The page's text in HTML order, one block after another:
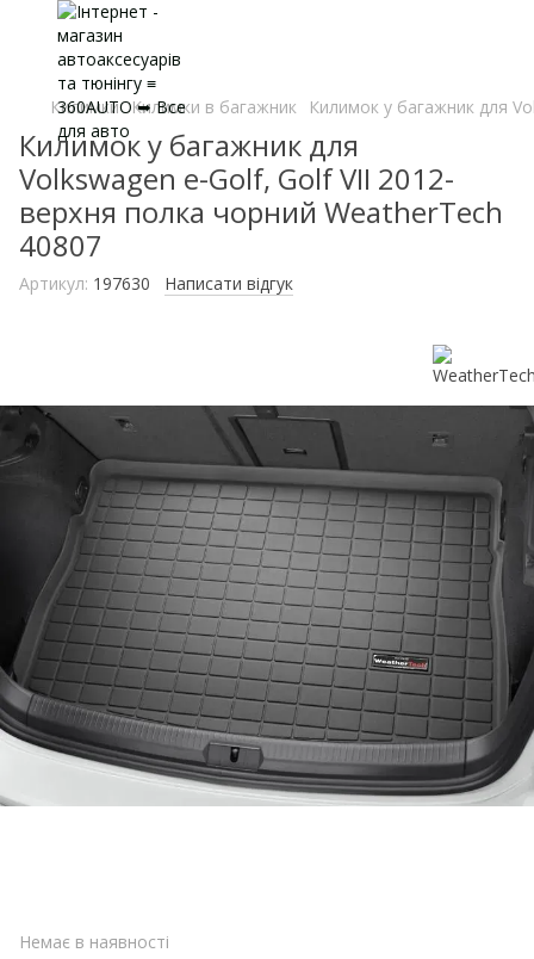
Килимки Килимки в багажник Килимок у багажник для
Килимок у багажник для
Volkswagen e-Golf, Golf VII 2012-
верхня полка чорний WeatherTech
40807
Артикул: 197630 Написати відгук
Немає в наявності